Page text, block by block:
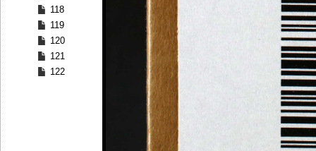
118
119
120
121
122